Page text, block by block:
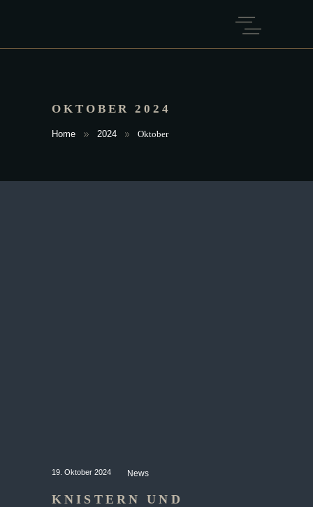
OKTOBER 2024
Home 2024 Oktober
19. Oktober 2024 News
KNISTERN UND